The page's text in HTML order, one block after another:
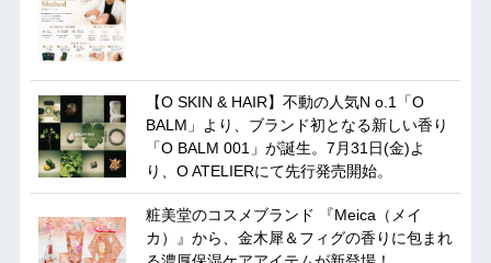
【O SKIN & HAIR】不動の人気N o.1「O
BALM」より、ブランド初となる新しい香り
「O BALM 001」が誕生。7月31日(金)よ
り、O ATELIERにて先行発売開始。
粧美堂のコスメブランド 『Meica（メイ
カ）』から、金木犀＆フィグの香りに包まれ